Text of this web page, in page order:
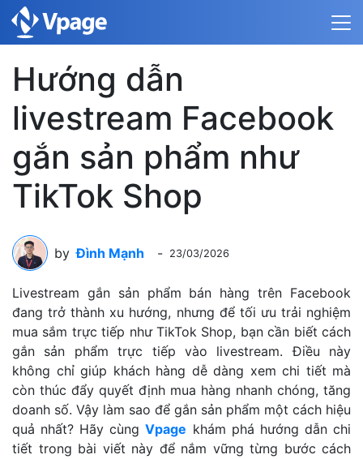
Hướng dẫn
livestream Facebook
gắn sản phẩm như
TikTok Shop
by Đình Mạnh - 23/03/2026
Livestream gắn sản phẩm bán hàng trên Facebook
đang trở thành xu hướng, nhưng để tối ưu trải nghiệm
mua sắm trực tiếp như TikTok Shop, bạn cần biết cách
gắn sản phẩm trực tiếp vào livestream. Điều này
không chỉ giúp khách hàng dễ dàng xem chi tiết mà
còn thúc đẩy quyết định mua hàng nhanh chóng, tăng
doanh số. Vậy làm sao để gắn sản phẩm một cách hiệu
quả nhất? Hãy cùngVpage khám phá hướng dẫn chi
tiết trong bài viết này để nắm vững từng bước cách